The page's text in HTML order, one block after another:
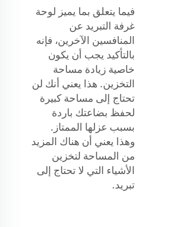
فيما يتعلق بما يميز لوحة
غرفة التبريد عن
المنافسين الآخرين، فإنه
بالتأكيد يجب أن يكون
خاصية زيادة مساحة
التخزين. هذا يعني أنك لن
تحتاج إلى مساحة كبيرة
لحفظ بضاعتك باردة
بسبب عزلها الممتاز.
وهذا يعني أن هناك المزيد
من المساحة لتخزين
الأشياء التي لا تحتاج إلى
تبريد.